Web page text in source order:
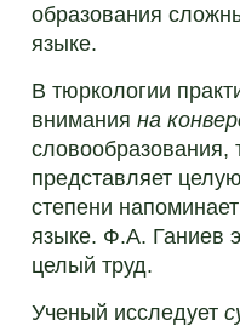
образования
языке.
В тюркологии
вниманияна
словообразования,
представляет
степени
языке. Ф.А. Ганиев
целый труд.
Ученый исследует